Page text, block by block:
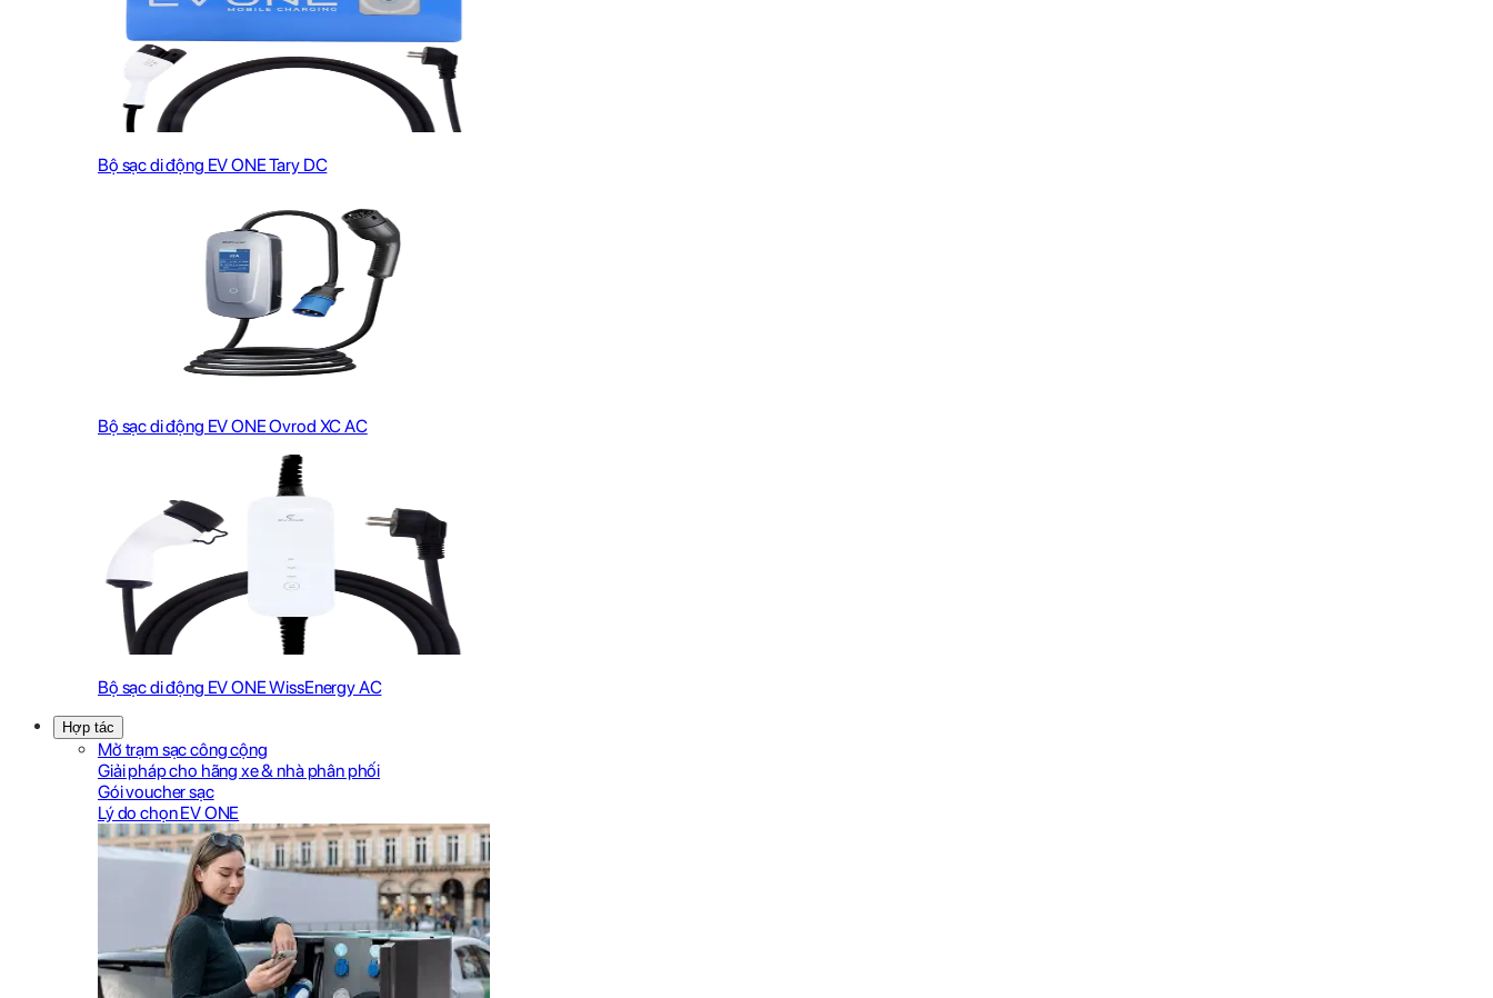
Bộ sạc di động EV ONE Tary DC
Bộ sạc di động EV ONE Ovrod XC AC
Bộ sạc di động EV ONE WissEnergy AC
Hợp tác
Mở trạm sạc công cộng
Giải pháp cho hãng xe & nhà phân phối
Gói voucher sạc
Lý do chọn EV ONE